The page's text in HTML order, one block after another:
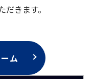
きます。
ム